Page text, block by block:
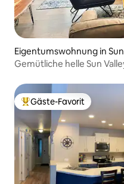
Eigentumswohnung in
Gemütliche helle Sun
Beliebter Gäste-Favorit.
Gäste-Favorit